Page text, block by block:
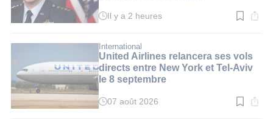
Temps
:
1
min.
Il y a 2 heures
International
United Airlines relancera ses vols
directs entre New York et Tel-Aviv
le 8 septembre
Temps
07 août 2026